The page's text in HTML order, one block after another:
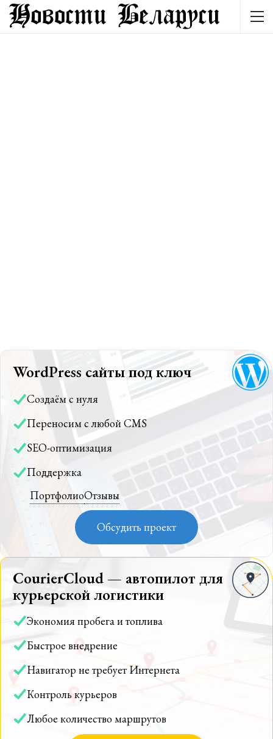
WordPress сайты под ключ
Создаём с нуля
Переносим с любой CMS
SEO-оптимизация
Поддержка
ПортфолиоОтзывы
Обсудить проект
CourierCloud — автопилот для
курьерской логистики
Экономия пробега и топлива
Быстрое внедрение
Навигатор не требует Интернета
Контроль курьеров
Любое количество маршрутов